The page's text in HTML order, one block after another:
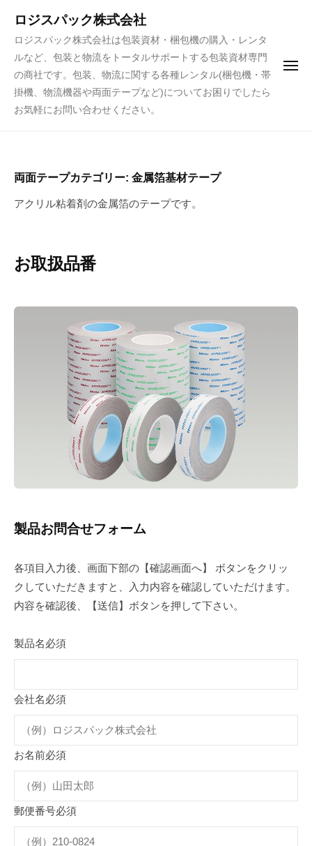
ロジスパック株式会社
ロジスパック株式会社は包装資材・梱包機の購入・レンタ
ルなど、包装と物流をトータルサポートする包装資材専門
の商社です。包装、物流に関する各種レンタル(梱包機・帯
掛機、物流機器や両面テープなど)についてお困りでしたら
お気軽にお問い合わせください。
メ
両面テープカテゴリー: 金属箔基材テープ
アクリル粘着剤の金属箔のテープです。
お取扱品番
製品お問合せフォーム
各項目入力後、画面下部の【確認画面へ】 ボタンをクリッ
クしていただきますと、入力内容を確認していただけます。
内容を確認後、【送信】ボタンを押して下さい。
製品名必須
会社名必須
お名前必須
郵便番号必須